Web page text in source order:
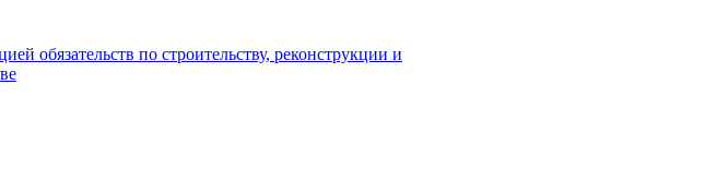
обязательств по строительству, реконструкции и